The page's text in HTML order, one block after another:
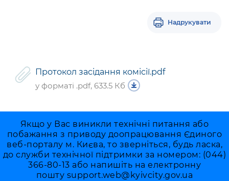
Надрукувати
Протокол засідання комісії.pdf
у форматі .pdf, 633.5 Кб
Якщо у Вас виникли технічні питання або
побажання з приводу доопрацювання Єдиного
веб-порталу м. Києва, то зверніться, будь ласка,
до служби технічної підтримки за номером: (044)
366-80-13 або напишіть на електронну
пошту support.web@kyivcity.gov.ua